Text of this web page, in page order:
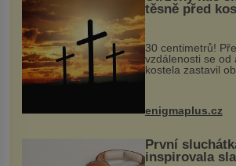
těsně před
Ochránila ho
30 centimetrů!
vzdálenosti se od
kostela zastavil
...
enigmaplus.cz
První
inspirovala